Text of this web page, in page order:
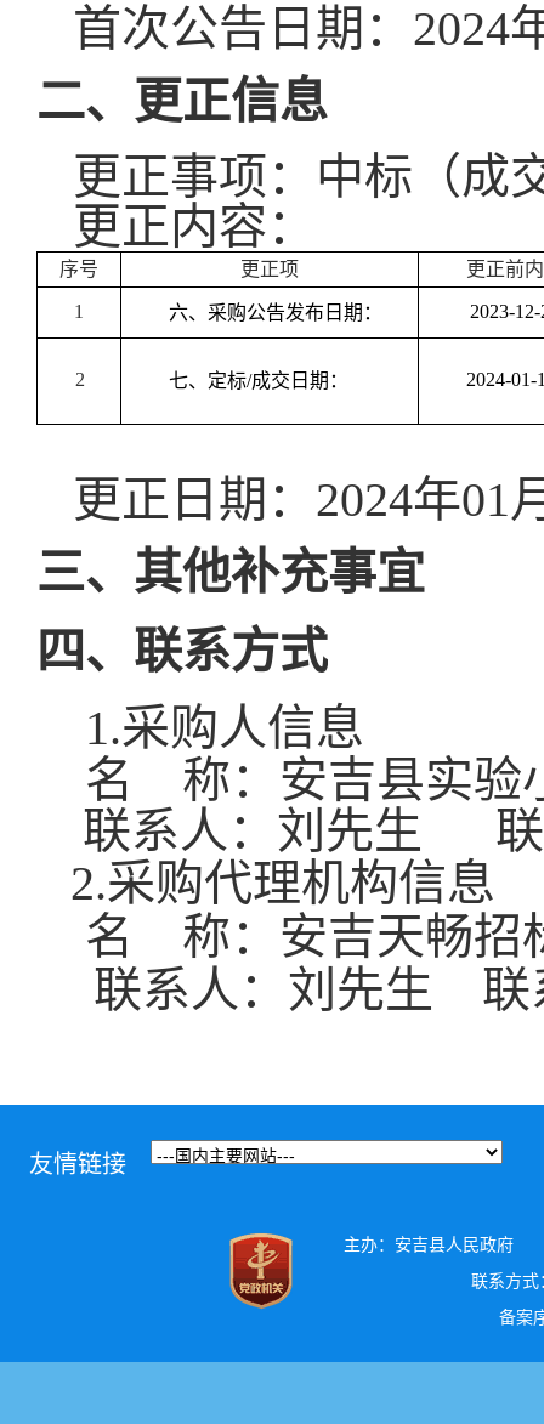
首次公告日期：2024
二、更正信息
更正事项： 中标（成
更正内容：
序号 更正项 更正前
1 六、 采购公告发布日期： 2023-12-
2 七、 定标/成交日期： 2024-01-
更正日期： 2024年01
三、其他补充事宜
四、联系方式
1.采购人信息
名 称： 安吉县实验
联系人： 刘先生
2.采购代理机构信息
名 称： 安吉天畅招
联系人： 刘先生 联
友情链接
主办：安吉县人民政府
联系方式
备案